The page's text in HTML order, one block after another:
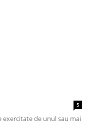
5
de unul sau mai